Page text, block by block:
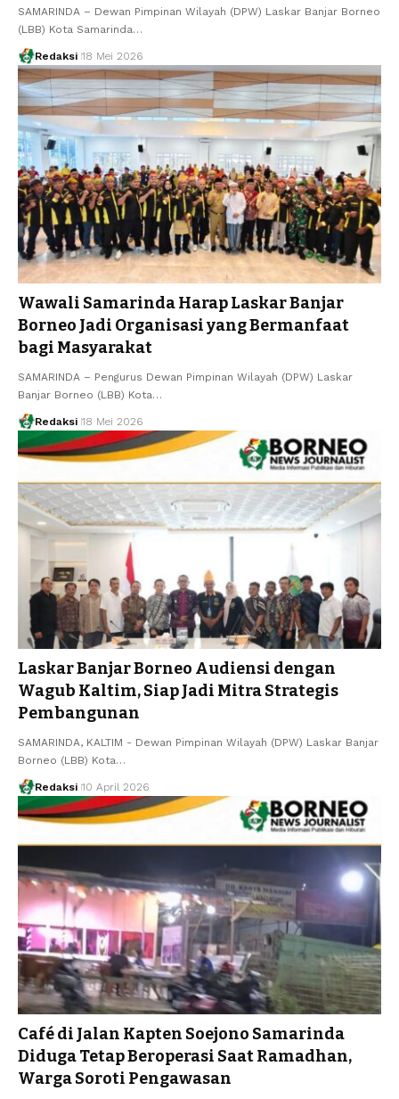
SAMARINDA – Dewan Pimpinan Wilayah (DPW) Laskar Banjar Borneo
(LBB) Kota Samarinda…
Redaksi 18 Mei 2026
Wawali Samarinda Harap Laskar Banjar
Borneo Jadi Organisasi yang Bermanfaat
bagi Masyarakat
SAMARINDA – Pengurus Dewan Pimpinan Wilayah (DPW) Laskar
Banjar Borneo (LBB) Kota…
Redaksi 18 Mei 2026
Laskar Banjar Borneo Audiensi dengan
Wagub Kaltim, Siap Jadi Mitra Strategis
Pembangunan
SAMARINDA, KALTIM - Dewan Pimpinan Wilayah (DPW) Laskar Banjar
Borneo (LBB) Kota…
Redaksi 10 April 2026
Café di Jalan Kapten Soejono Samarinda
Diduga Tetap Beroperasi Saat Ramadhan,
Warga Soroti Pengawasan